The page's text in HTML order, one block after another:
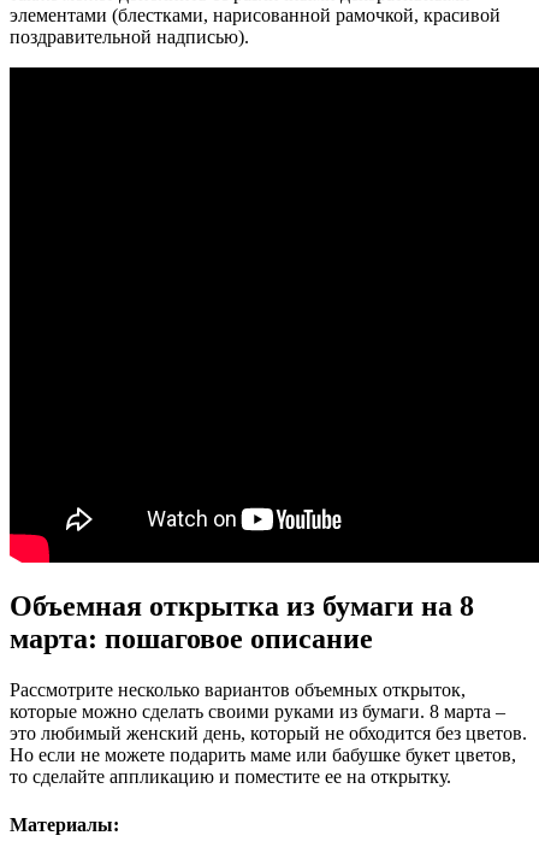
элементами (блестками, нарисованной рамочкой, красивой
поздравительной надписью).
Объемная открытка из бумаги на 8
марта: пошаговое описание
Рассмотрите несколько вариантов объемных открыток,
которые можно сделать своими руками из бумаги. 8 марта –
это любимый женский день, который не обходится без цветов.
Но если не можете подарить маме или бабушке букет цветов,
то сделайте аппликацию и поместите ее на открытку.
Материалы: